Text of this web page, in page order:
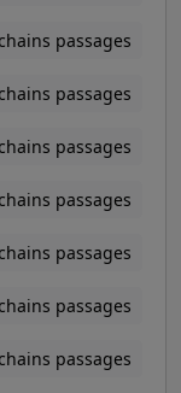
passages
passages
passages
passages
passages
passages
passages